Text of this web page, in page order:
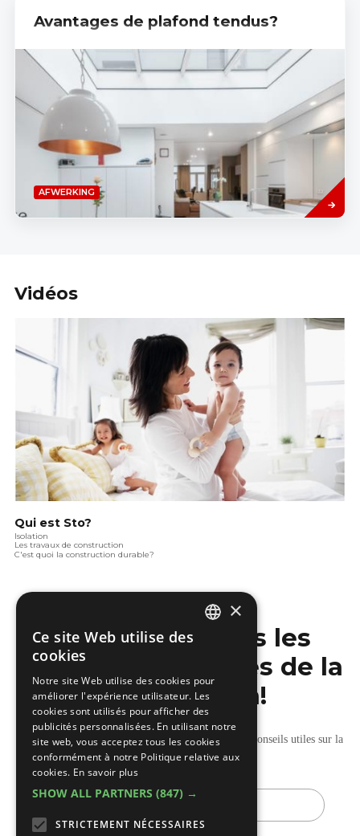
Avantages de plafond tendus?
AFWERKING
more
Vidéos
Qui est Sto?
Isolation
Les travaux de construction
C'est quoi la construction durable?
Ne manquez pas les
dernières nouvelles de la
construction!
Recevez nos mises à jour hebdomadaires pleines de conseils utiles sur la
construction et la rénovation.
E-
×
Ce site Web utilise des
cookies
Notre site Web utilise des cookies pour
améliorer l'expérience utilisateur. Les
cookies sont utilisés pour afficher des
publicités personnalisées. En utilisant notre
site web, vous acceptez tous les cookies
conformément à notre Politique relative aux
cookies. En savoir plus
SHOW ALL PARTNERS (847) →
STRICTEMENT NÉCESSAIRES